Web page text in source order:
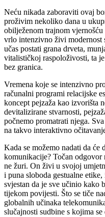
Neću nikada zaboraviti ovaj
proživim nekoliko dana u
obilježenom trajnom
vrlo intenzivno živi modernost
učas postati grana drveta,
vitalističkoj raspoloživosti, ta
bez granica.
Vremena koje se intenzivno
računalni programi relacijske
koncept pejzaža kao izvorišta
devitalizirane stvarnosti,
počnemo promatrati njega.
na takvo interaktivno
Kada se možemo nadati da će
komunikacije? Točan
ne žuri. On živi u svojoj
i puna sloboda gestualne
svjestan da je sve učinio kako
tijekom povijesti. Što se tiče
globalnih učinaka
slučajnosti sudbine s kojima